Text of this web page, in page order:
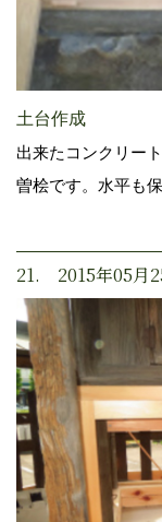
土台作成
出来たコンクリー
曽桧です。水平も
21. 2015年05月